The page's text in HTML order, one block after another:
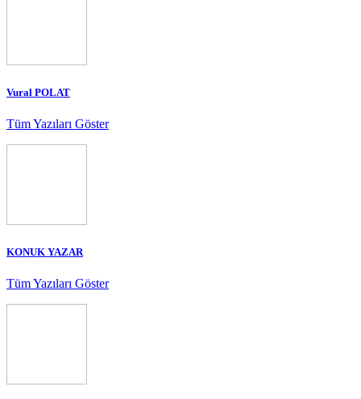
Vural POLAT
Tüm Yazıları Göster
KONUK YAZAR
Tüm Yazıları Göster